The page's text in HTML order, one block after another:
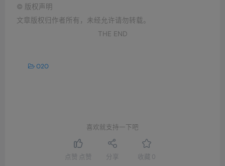
© 版权声明
文章版权归作者所有，未经允许请勿转载。
THE END
O2O
喜欢就支持一下吧
点赞 点赞 分享 收藏 0